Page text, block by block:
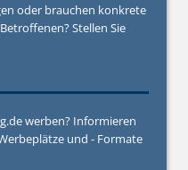
oder brauchen konkrete
Stellen Sie
werben? Informieren
und - Formate